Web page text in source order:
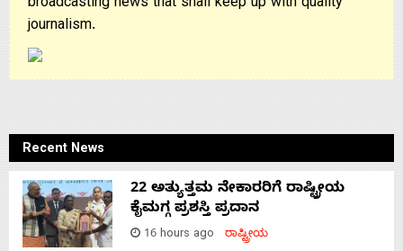
broadcasting news that shall keep up with quality
journalism.
Recent News
22 ಅತ್ಯುತ್ತಮ ನೇಕಾರರಿಗೆ ರಾಷ್ಟ್ರೀಯ
ಕೈಮಗ್ಗ ಪ್ರಶಸ್ತಿ ಪ್ರದಾನ
16 hours ago ರಾಷ್ಟ್ರೀಯ